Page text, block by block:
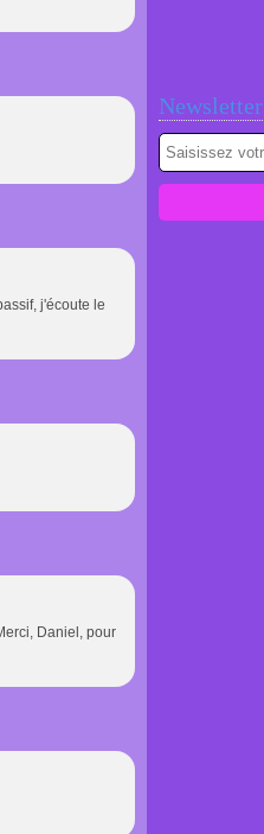
j'écoute le
Daniel, pour
Newsletter